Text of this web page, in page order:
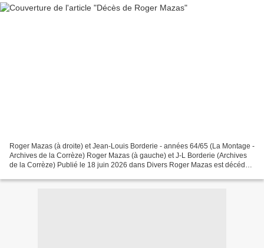
Roger Mazas (à droite) et Jean-Louis Borderie - années 64/65 (La Montage -
Archives de la Corrèze) Roger Mazas (à gauche) et J-L Borderie (Archives
de la Corrèze) Publié le 18 juin 2026 dans Divers Roger Mazas est décédé